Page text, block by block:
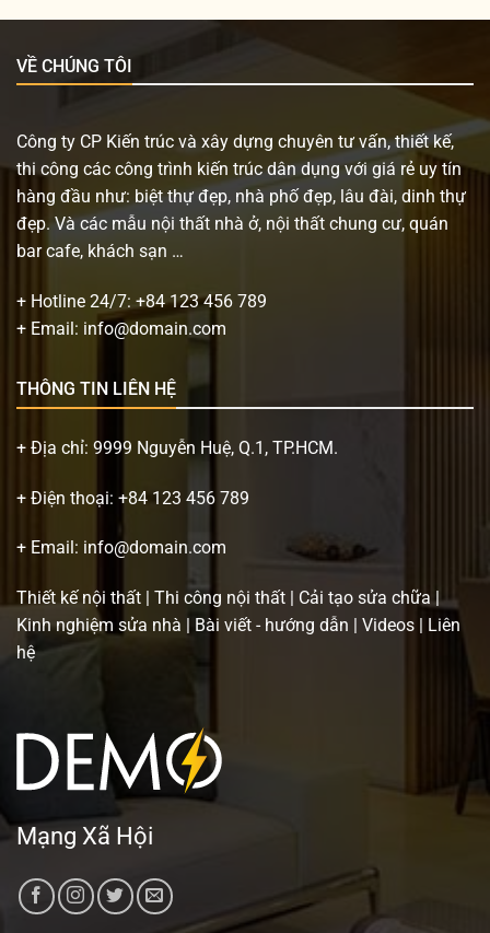
VỀ CHÚNG TÔI
Công ty CP Kiến trúc và xây dựng chuyên tư vấn, thiết kế,
thi công các công trình kiến trúc dân dụng với giá rẻ uy tín
hàng đầu như: biệt thự đẹp, nhà phố đẹp, lâu đài, dinh thự
đẹp. Và các mẫu nội thất nhà ở, nội thất chung cư, quán
bar cafe, khách sạn …
+ Hotline 24/7: +84 123 456 789
+ Email: info@domain.com
THÔNG TIN LIÊN HỆ
+ Địa chỉ: 9999 Nguyễn Huệ, Q.1, TP.HCM.
+ Điện thoại: +84 123 456 789
+ Email: info@domain.com
Thiết kế nội thất | Thi công nội thất | Cải tạo sửa chữa|
Kinh nghiệm sửa nhà | Bài viết - hướng dẫn | Videos | Liên
hệ
Mạng Xã Hội